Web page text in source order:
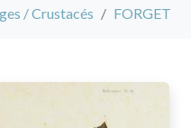
/ Crustacés FORGET